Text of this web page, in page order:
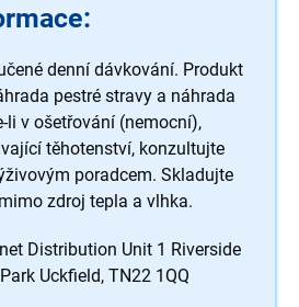
denní dávkování. Produkt
pestré stravy a náhrada
li v ošetřování (nemocní),
těhotenství, konzultujte
poradcem. Skladujte
zdroj tepla a vlhka.
Distribution Unit 1 Riverside
Uckfield, TN22 1QQ